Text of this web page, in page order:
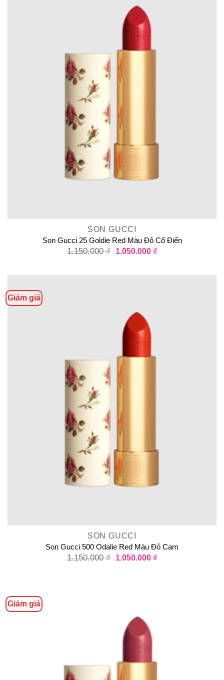
SON GUCCI
Son Gucci 25 Goldie Red Màu Đỏ Cổ Điển
1.150.000₫ 1.050.000 ₫
Giảm giá
SON GUCCI
Son Gucci 500 Odalie Red Màu Đỏ Cam
1.150.000₫ 1.050.000 ₫
Giảm giá